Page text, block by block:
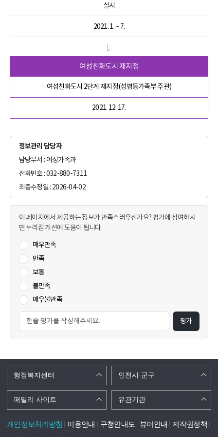
실시
2021. 1. ~ 7.
여성친화도시 재지정
여성친화도시 2단계 재지정(성평등가족부 주관)
2021. 12. 17.
정보관리 담당자
담당부서 : 여성가족과
전화번호 : 032-880-7311
최종수정일 : 2026-04-02
이 페이지에서 제공하는 정보가 만족스러우신가요? 평가에 참여하시
면 누리집 개선에 도움이 됩니다.
매우만족
만족
보통
불만족
매우불만족
평가
행정복지센터 인천시·군구
패밀리 사이트 유관기관
개인정보처리방침 이용안내 구청안내도 뷰어안내
저작권정책